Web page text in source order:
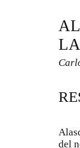
del